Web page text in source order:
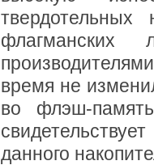
твердотельных
флагманских
время не
во флэш-
данного